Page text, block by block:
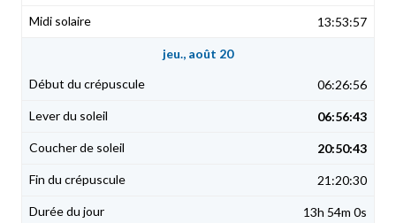
13:53:57
jeu., août 20
06:26:56
06:56:43
20:50:43
21:20:30
13h 54m 0s